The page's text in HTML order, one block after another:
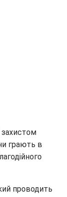
захистом
грають в
проводить